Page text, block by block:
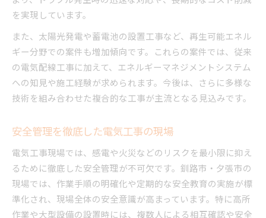
を実現しています。
また、太陽光発電や蓄電池の設置工事など、再生可能エネル
ギー分野での案件も増加傾向です。これらの案件では、従来
の電気配線工事に加えて、エネルギーマネジメントシステム
への知見や施工経験が求められます。今後は、さらに多様な
技術を組み合わせた複合的な工事が主流となる見込みです。
安全管理を徹底した電気工事の現場
電気工事現場では、感電や火災などのリスクを最小限に抑え
るために徹底した安全管理が不可欠です。釧路市・夕張市の
現場では、作業手順の明確化や定期的な安全教育の実施が標
準化され、現場全体の安全意識が高まっています。特に高所
作業や大型設備の設置時には、複数人による相互確認や安全